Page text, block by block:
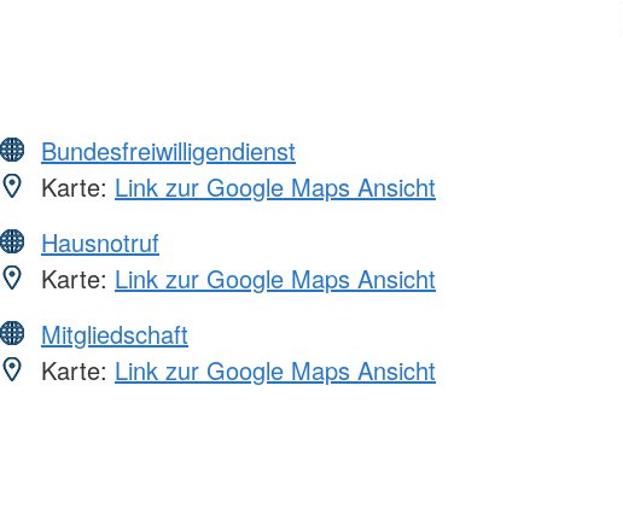
Bundesfreiwilligendienst
Karte: Link zur Google Maps Ansicht
Hausnotruf
Karte: Link zur Google Maps Ansicht
Mitgliedschaft
Karte: Link zur Google Maps Ansicht